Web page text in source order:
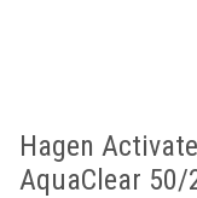
Hagen
AquaClear 50/